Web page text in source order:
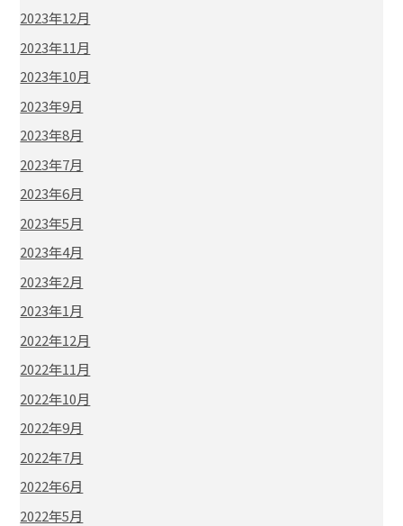
2023年12月
2023年11月
2023年10月
2023年9月
2023年8月
2023年7月
2023年6月
2023年5月
2023年4月
2023年2月
2023年1月
2022年12月
2022年11月
2022年10月
2022年9月
2022年7月
2022年6月
2022年5月